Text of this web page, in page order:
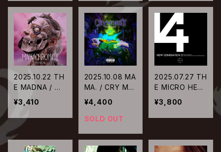
2025.10.22 TH
E MADNA / MA
NiACHRONiCL
E【通常盤】
¥3,410
2025.10.08 MA
MA. / CRY MO
RRY
¥4,400
SOLD OUT
2025.07.27 TH
E MICRO HEA
D 4N'S / NEW
GENERATION
2
¥3,800